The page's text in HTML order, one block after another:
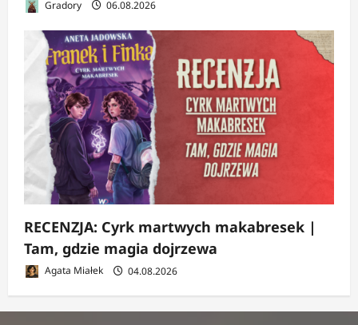
Gradory 06.08.2026
RECENZJA: Cyrk martwych makabresek |
Tam, gdzie magia dojrzewa
Agata Miałek 04.08.2026